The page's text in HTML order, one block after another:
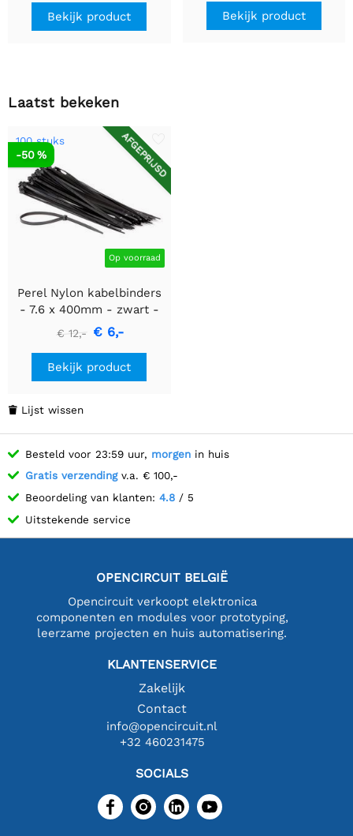
Bekijk product
inbouwontwerp
Bekijk product
Laatst bekeken
AFGEPRIJSD
100 stuks
Op voorraad
-50 %
Perel Nylon kabelbinders
- 7.6 x 400mm - zwart -
100 stuks
€ 12,- € 6,-
Bekijk product
 Lijst wissen
Besteld voor 23:59 uur, morgen in huis
Gratis verzendingv.a. € 100,-
Beoordeling van klanten: 4.8 / 5
Uitstekende service
OPENCIRCUIT BELGIË
Opencircuit verkoopt elektronica
componenten en modules voor prototyping,
leerzame projecten en huis automatisering.
KLANTENSERVICE
Zakelijk
Contact
info@opencircuit.nl
+32 460231475
SOCIALS